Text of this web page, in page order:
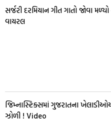
સર્જરી દરમિયાન ગીત ગાતો જોવા
વાયરલ
જિમ્નાસ્ટિક્સમાં ગુજરાતના
ઝોળી ! Video